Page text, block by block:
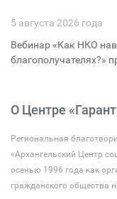
5 августа 2026 года
Вебинар «Как НКО
благополучателях?»
О Центре
Региональная
«Архангельский Центр
осенью 1996 года как
гражданского общества